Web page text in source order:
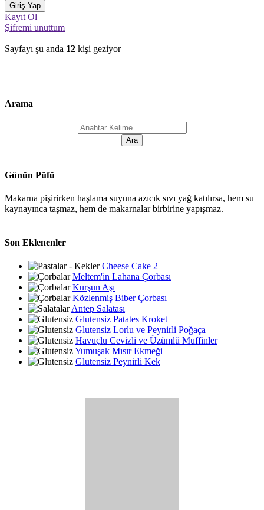
Kayıt Ol
Şifremi unuttum
Sayfayı şu anda 12 kişi geziyor
Arama
Günün Püfü
Makarna pişirirken haşlama suyuna azıcık sıvı yağ katılırsa, hem su
kaynayınca taşmaz, hem de makarnalar birbirine yapışmaz.
Son Eklenenler
Cheese Cake 2
Meltem'in Lahana Çorbası
Kurşun Aşı
Közlenmiş Biber Çorbası
Antep Salatası
Glutensiz Patates Kroket
Glutensiz Lorlu ve Peynirli Poğaça
Havuçlu Cevizli ve Üzümlü Muffinler
Yumuşak Mısır Ekmeği
Glutensiz Peynirli Kek